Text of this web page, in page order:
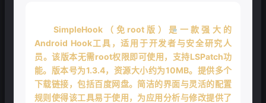
SimpleHook（免root版）是一款强大的
Android Hook工具，适用于开发者与安全研究人
员。该版本无需root权限即可使用，支持LSPatch功
能。版本号为1.3.4，资源大小约为10MB。提供多个
下载链接，包括百度网盘。简洁的界面与灵活的配置
规则使得该工具易于使用，为应用分析与修改提供了
❄